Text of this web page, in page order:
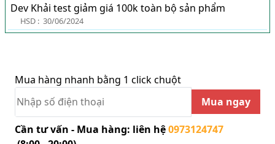
Dev Khải test giảm giá 100k toàn bộ sản phẩm
HSD : 30/06/2024
Mua hàng nhanh bằng 1 click chuột
Mua ngay
Cần tư vấn - Mua hàng: liên hệ0973124747